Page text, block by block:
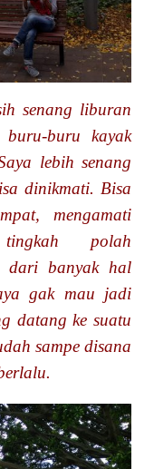
senang liburan
buru kayak
lebih senang
dinikmati. Bisa
mengamati
polah
dari banyak hal
gak mau jadi
datang ke suatu
sampe disana